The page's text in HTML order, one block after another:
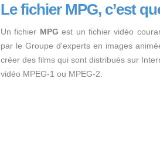
Le fichier MPG, c’est
Un fichier MPG est un fichier vidéo
par le Groupe d'experts en images
créer des films qui sont distribués sur
vidéo MPEG-1 ou MPEG-2.